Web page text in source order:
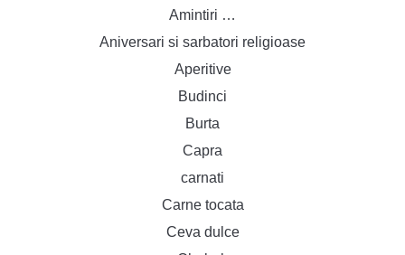
Amintiri …
Aniversari si sarbatori religioase
Aperitive
Budinci
Burta
Capra
carnati
Carne tocata
Ceva dulce